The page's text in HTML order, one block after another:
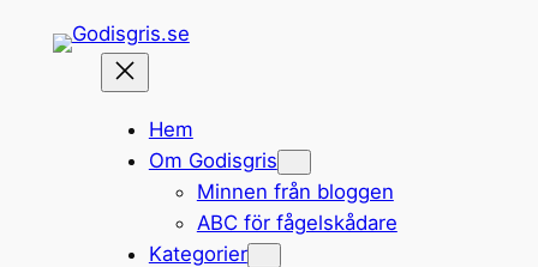
Hem
Om Godisgris
Minnen från bloggen
ABC för fågelskådare
Kategorier